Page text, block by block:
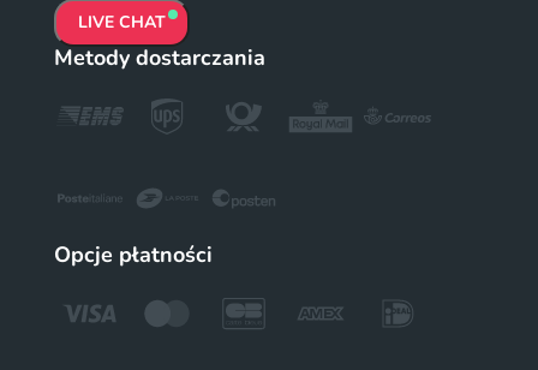
LIVE CHAT
Metody dostarczania
Opcje płatności